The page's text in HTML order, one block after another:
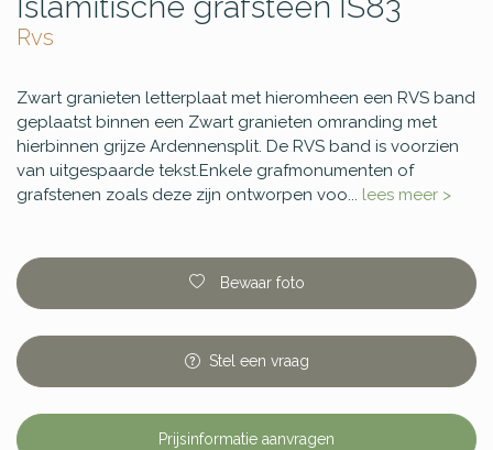
Rvs
Zwart granieten letterplaat met hieromheen een RVS band
geplaatst binnen een Zwart granieten omranding met
hierbinnen grijze Ardennensplit. De RVS band is voorzien
van uitgespaarde tekst.Enkele grafmonumenten of
grafstenen zoals deze zijn ontworpen voo... lees meer >
Bewaar foto
Stel een vraag
Prijsinformatie aanvragen